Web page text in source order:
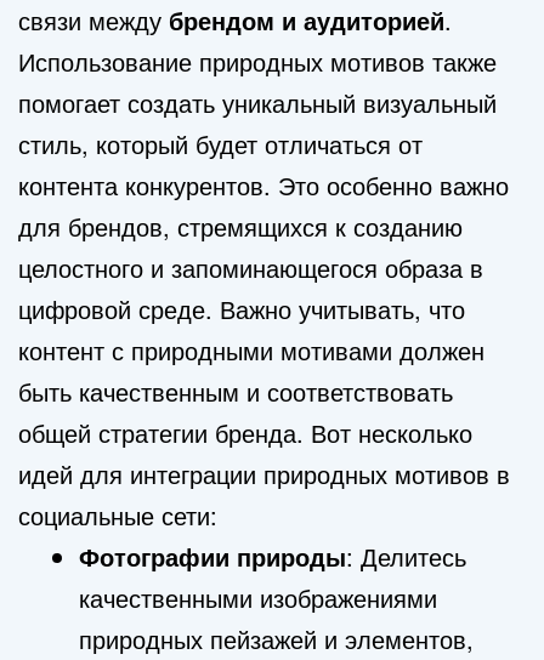
связи между брендом и аудиторией.
Использование природных мотивов также
помогает создать уникальный визуальный
стиль, который будет отличаться от
контента конкурентов. Это особенно важно
для брендов, стремящихся к созданию
целостного и запоминающегося образа в
цифровой среде. Важно учитывать, что
контент с природными мотивами должен
быть качественным и соответствовать
общей стратегии бренда. Вот несколько
идей для интеграции природных мотивов в
социальные сети:
Фотографии природы: Делитесь
качественными изображениями
природных пейзажей и элементов,